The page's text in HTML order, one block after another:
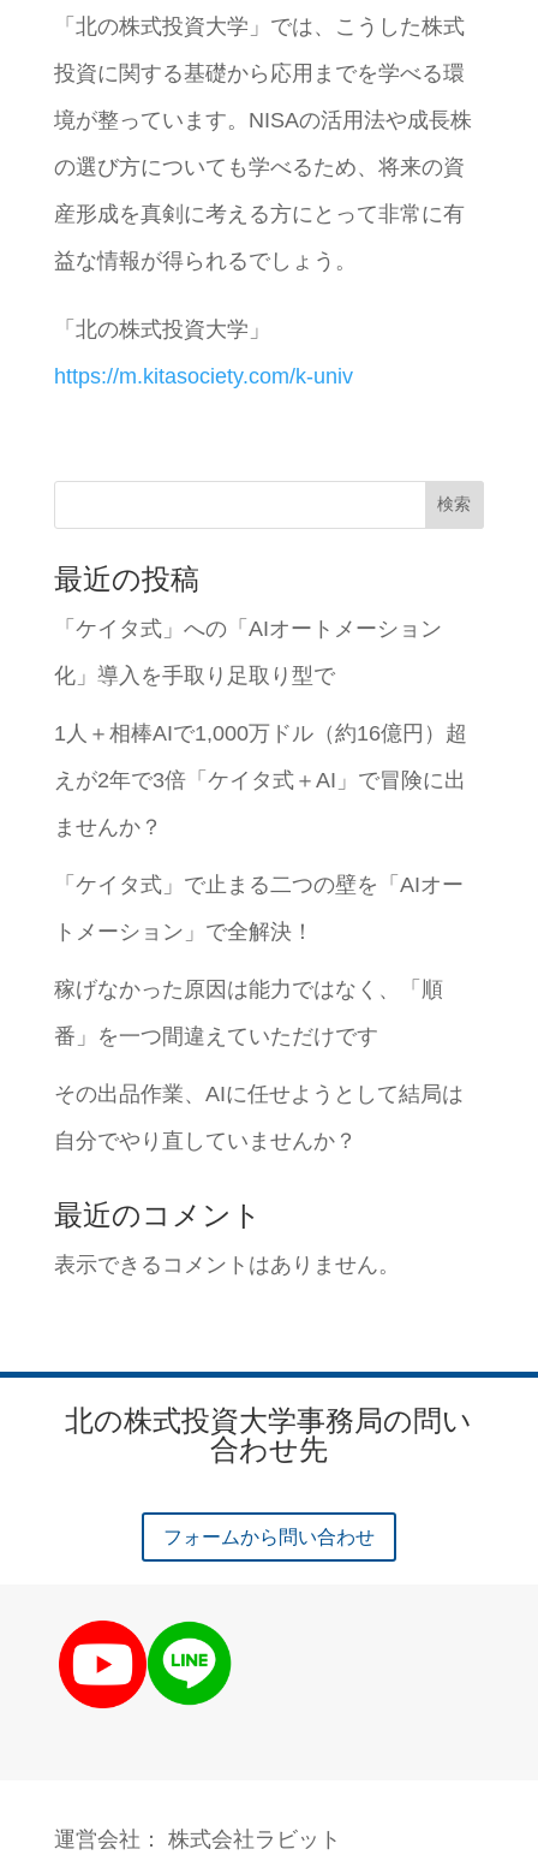
「北の株式投資大学」では、こうした株式
投資に関する基礎から応用までを学べる環
境が整っています。NISAの活用法や成長株
の選び方についても学べるため、将来の資
産形成を真剣に考える方にとって非常に有
益な情報が得られるでしょう。
「北の株式投資大学」
https://m.kitasociety.com/k-univ
検索
最近の投稿
「ケイタ式」への「AIオートメーション
化」導入を手取り足取り型で
1人＋相棒AIで1,000万ドル（約16億円）超
えが2年で3倍「ケイタ式＋AI」で冒険に出
ませんか？
「ケイタ式」で止まる二つの壁を「AIオー
トメーション」で全解決！
稼げなかった原因は能力ではなく、「順
番」を一つ間違えていただけです
その出品作業、AIに任せようとして結局は
自分でやり直していませんか？
最近のコメント
表示できるコメントはありません。
北の株式投資大学事務局の問い
合わせ先
フォームから問い合わせ
運営会社： 株式会社ラビット